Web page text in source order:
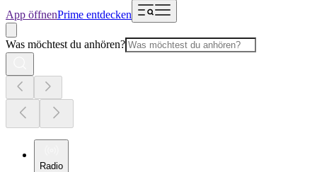
App öffnenPrime entdecken
Was möchtest du anhören?
Radio